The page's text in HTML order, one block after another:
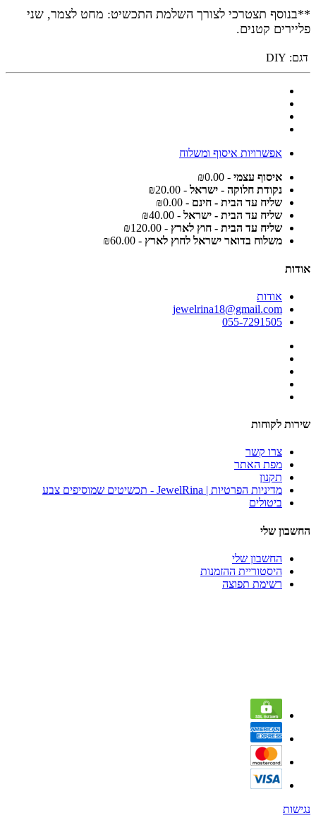
**בנוסף תצטרכי לצורך השלמת התכשיט: מחט לצמר, שני
פליירים קטנים.
דגם: DIY
אפשרויות איסוף ומשלוח
איסוף עצמי - ₪0.00
נקודת חלוקה - ישראל - ₪20.00
שליח עד הבית - חינם - ₪0.00
שליח עד הבית - ישראל - ₪40.00
שליח עד הבית - חוץ לארץ - ₪120.00
משלוח בדואר ישראל לחוץ לארץ - ₪60.00
אודות
אודות
jewelrina18@gmail.com
055-7291505
שירות לקוחות
צרו קשר
מפת האתר
תקנון
מדיניות הפרטיות | JewelRina - תכשיטים שמוסיפים צבע
ביטולים
החשבון שלי
החשבון שלי
היסטוריית ההזמנות
רשימת תפוצה
נגישות